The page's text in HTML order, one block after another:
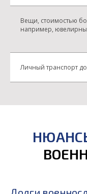
Вещи, стоимостью
например,
Личный транспорт